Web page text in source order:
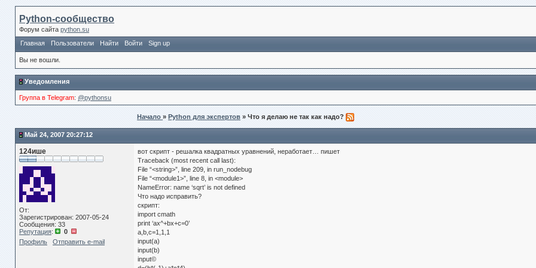
Python-сообщество
Форум сайта python.su
Главная
Пользователи Найти Войти Sign up
Вы не вошли.
Уведомления
Группа в Telegram: @pythonsu
Начало»Python для экспертов » Что я делаю не так как надо?
Май 24, 2007 20:27:12
124ише
От:
Зарегистрирован: 2007-05-24
Сообщения: 33
Репутация:
0
Профиль
Отправить e-mail
вот скрипт - решалка квадратных уравнений, неработает… пишет
Traceback (most recent call last):
File “<string>”, line 209, in run_nodebug
File “<module1>”, line 8, in <module>
NameError: name ‘sqrt’ is not defined
Что надо исправить?
скрипт:
import cmath
print ‘ax^+bx+c=0’
a,b,c=1,1,1
input(a)
input(b)
input©